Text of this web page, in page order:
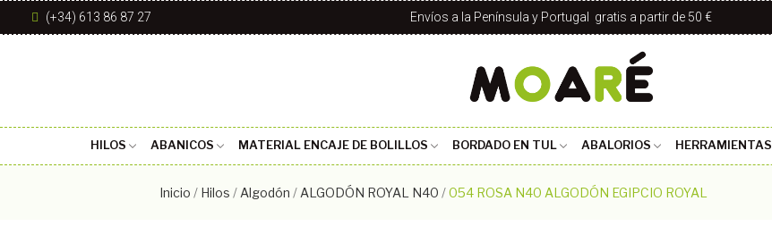
(+34) 613 86 87 27 Envíos a la Península y Portugal gratis a partir de 50 €
HILOS ABANICOS MATERIAL ENCAJE DE BOLILLOS BORDADO EN TUL ABALORIOS HERRAMIENTAS
Inicio Hilos Algodón ALGODÓN ROYAL N40 054 ROSA N40 ALGODÓN EGIPCIO ROYAL